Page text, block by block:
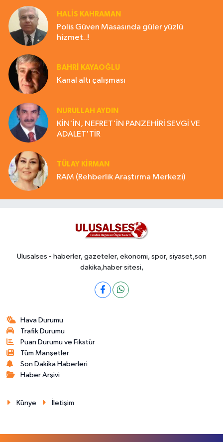
HALIS KAHRAMAN
Polis Güven Masasında güler yüzlü
hizmet..!
BAHRI KAYAOĞLU
Kanal altı çalışması
NURULLAH AYDIN
KİN'İN, NEFRET'İN PANZEHİRİ SEVGİ VE
ADALET'TİR
TÜLAY KİRMAN
RAM (Rehberlik Araştırma Merkezi)
Ulusalses - haberler, gazeteler, ekonomi, spor, siyaset,son
dakika,haber sitesi,
Hava Durumu
Trafik Durumu
Puan Durumu ve Fikstür
Tüm Manşetler
Son Dakika Haberleri
Haber Arşivi
Künye İletişim